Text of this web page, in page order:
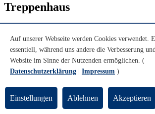
Treppenhaus
Auf unserer Webseite werden Cookies verwendet.
essentiell, während uns andere die Verbesserung
Website im Sinne der Nutzenden ermöglichen. (
Datenschutzerklärung
Impressum )
Einstellungen Ablehnen Akzeptieren